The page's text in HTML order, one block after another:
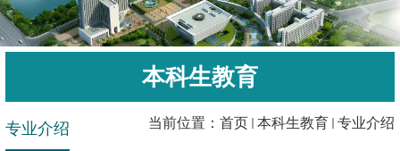
本科生教育
专业介绍 当前位置： 首页 本科生教育 专业介绍